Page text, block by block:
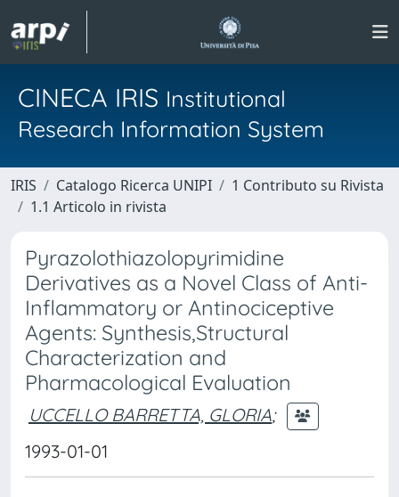
CINECA IRIS Institutional
Research Information System
IRIS Catalogo Ricerca UNIPI
1 Contributo su Rivista
1.1 Articolo in rivista
Pyrazolothiazolopyrimidine
Derivatives as a Novel Class of Anti-
Inflammatory or Antinociceptive
Agents: Synthesis,Structural
Characterization and
Pharmacological Evaluation
UCCELLO BARRETTA, GLORIA;
1993-01-01